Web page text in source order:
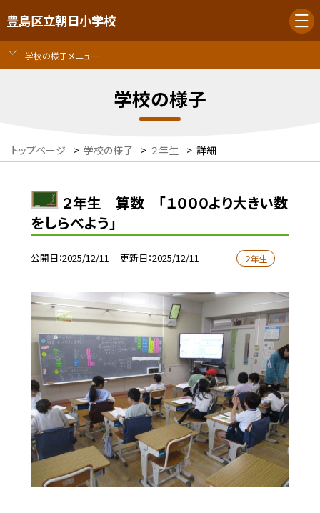
豊島区立朝日小学校
学校の様子メニュー
学校の様子
トップページ > 学校の様子 > ２年生 > 詳細
２年生 算数 「１０００より大きい数
をしらべよう」
公開日 2025/12/11 更新日 2025/12/11 ２年生